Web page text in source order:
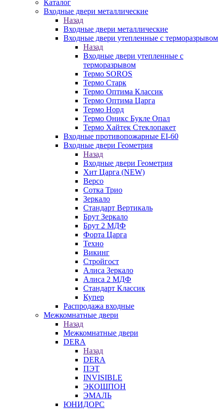
Каталог
Входные двери металлические
Назад
Входные двери металлические
Входные двери утепленные с терморазрывом
Назад
Входные двери утепленные с
терморазрывом
Термо SOROS
Термо Старк
Термо Оптима Классик
Термо Оптима Царга
Термо Норд
Термо Оникс Букле Опал
Термо Хайтек Стеклопакет
Входные противопожарные EI-60
Входные двери Геометрия
Назад
Входные двери Геометрия
Хит Царга (NEW)
Версо
Сотка Трио
Зеркало
Стандарт Вертикаль
Брут Зеркало
Брут 2 МДФ
Форта Царга
Техно
Викинг
Стройгост
Алиса Зеркало
Алиса 2 МДФ
Стандарт Классик
Купер
Распродажа входные
Межкомнатные двери
Назад
Межкомнатные двери
DERA
Назад
DERA
ПЭТ
INVISIBLE
ЭКОШПОН
ЭМАЛЬ
ЮНИДОРС